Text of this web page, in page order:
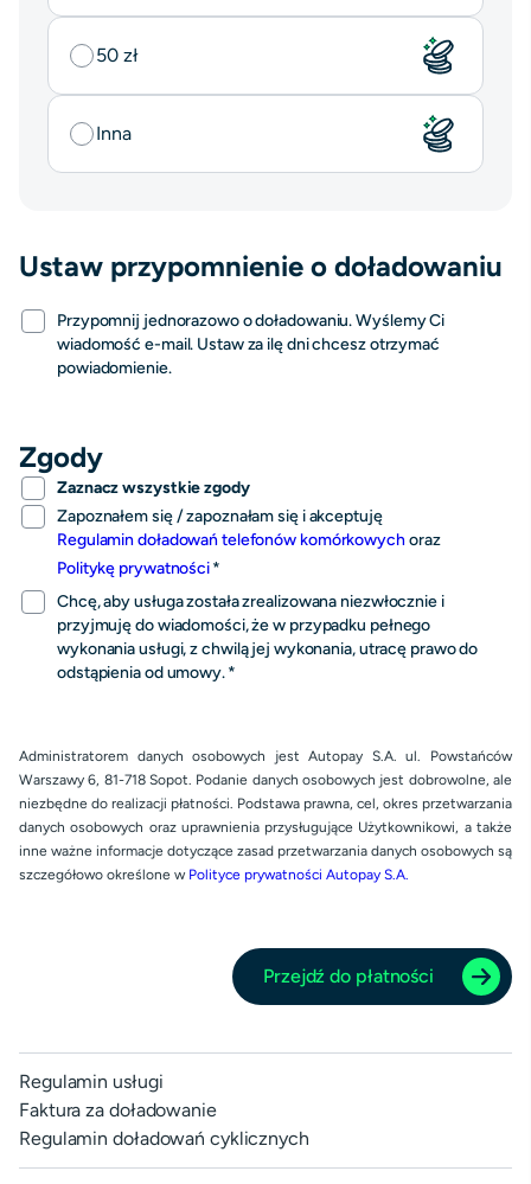
Nie wybrano
50 zł
Nie wybrano
Inna
Ustaw przypomnienie o doładowaniu
Przypomnij jednorazowo o doładowaniu. Wyślemy Ci
wiadomość e-mail. Ustaw za ilę dni chcesz otrzymać
powiadomienie.
Zgody
Zaznacz wszystkie zgody
Zapoznałem się / zapoznałam się i akceptuję
Regulamin doładowań telefonów komórkowychoraz
Politykę prywatności
Chcę, aby usługa została zrealizowana niezwłocznie i
przyjmuję do wiadomości, że w przypadku pełnego
wykonania usługi, z chwilą jej wykonania, utracę prawo do
odstąpienia od umowy.
Administratorem danych osobowych jest Autopay S.A. ul. Powstańców
Warszawy 6, 81-718 Sopot. Podanie danych osobowych jest dobrowolne, ale
niezbędne do realizacji płatności. Podstawa prawna, cel, okres przetwarzania
danych osobowych oraz uprawnienia przysługujące Użytkownikowi, a także
inne ważne informacje dotyczące zasad przetwarzania danych osobowych są
szczegółowo określone w Polityce prywatności Autopay S.A.
Przejdź do płatności
Regulamin usługi
Faktura za doładowanie
Regulamin doładowań cyklicznych